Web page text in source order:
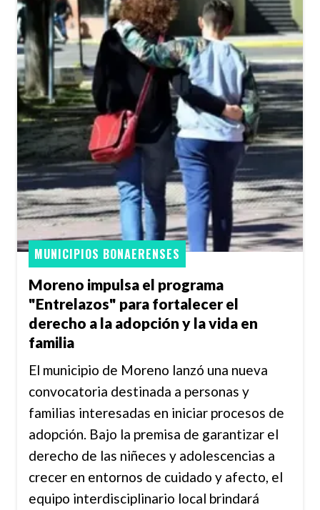
Moreno impulsa el programa
"Entrelazos" para fortalecer el
derecho a la adopción y la vida en
familia
MUNICIPIOS BONAERENSES
El municipio de Moreno lanzó una nueva
convocatoria destinada a personas y
familias interesadas en iniciar procesos de
adopción. Bajo la premisa de garantizar el
derecho de las niñeces y adolescencias a
crecer en entornos de cuidado y afecto, el
equipo interdisciplinario local brindará